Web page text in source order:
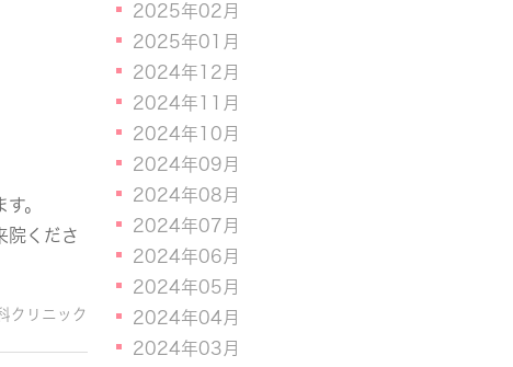
。
院くださ
クリニック
2025年02月
2025年01月
2024年12月
2024年11月
2024年10月
2024年09月
2024年08月
2024年07月
2024年06月
2024年05月
2024年04月
2024年03月